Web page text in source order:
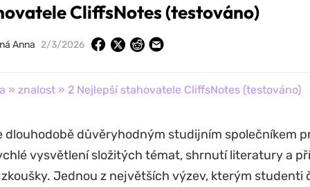
CliffsNotes (testováno)
Anna 2/3/2026
» znalost» 2 Nejlepší stahovatele CliffsNotes (testováno)
dlouhodobě důvěryhodným studijním společníkem
vysvětlení složitých témat, shrnutí literatury a
Jednou z největších výzev, kterým studenti